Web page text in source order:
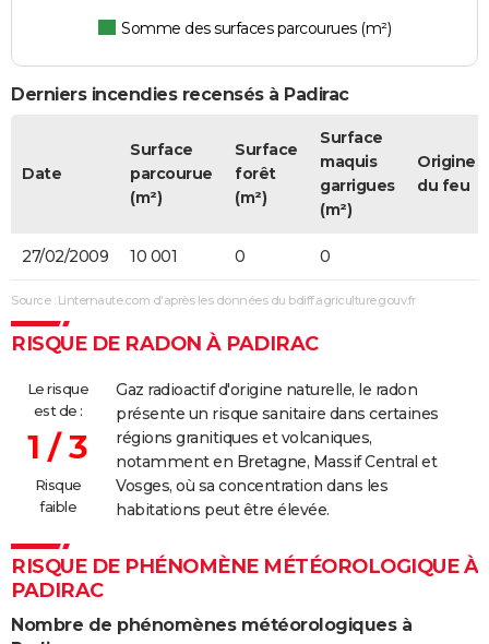
Somme des surfaces parcourues (m²)
Derniers incendies recensés à Padirac
Date
Surface
parcourue
(m²)
Surface
forêt
(m²)
Surface
maquis
garrigues
(m²)
Origine
du feu
27/02/2009 10 001 0 0
Source : Linternaute.com d'après les données du bdiff.agriculture.gouv.fr
RISQUE DE RADON À PADIRAC
Le risque
est de :
1 / 3
Risque
faible
Gaz radioactif d'origine naturelle, le radon
présente un risque sanitaire dans certaines
régions granitiques et volcaniques,
notamment en Bretagne, Massif Central et
Vosges, où sa concentration dans les
habitations peut être élevée.
RISQUE DE PHÉNOMÈNE MÉTÉOROLOGIQUE À
PADIRAC
Nombre de phénomènes météorologiques à